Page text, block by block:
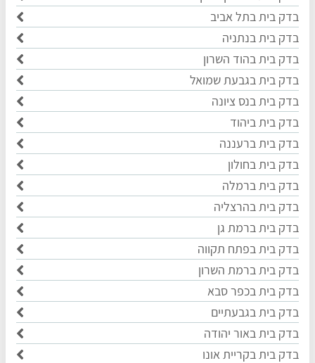
בדק בית בתל אביב
בדק בית בנתניה
בדק בית בהוד השרון
בדק בית בגבעת שמואל
בדק בית בנס ציונה
בדק בית ביהוד
בדק בית ברעננה
בדק בית בחולון
בדק בית ברמלה
בדק בית בהרצליה
בדק בית ברמת גן
בדק בית בפתח תקווה
בדק בית ברמת השרון
בדק בית בכפר סבא
בדק בית בגבעתיים
בדק בית באור יהודה
בדק בית בקריית אונו